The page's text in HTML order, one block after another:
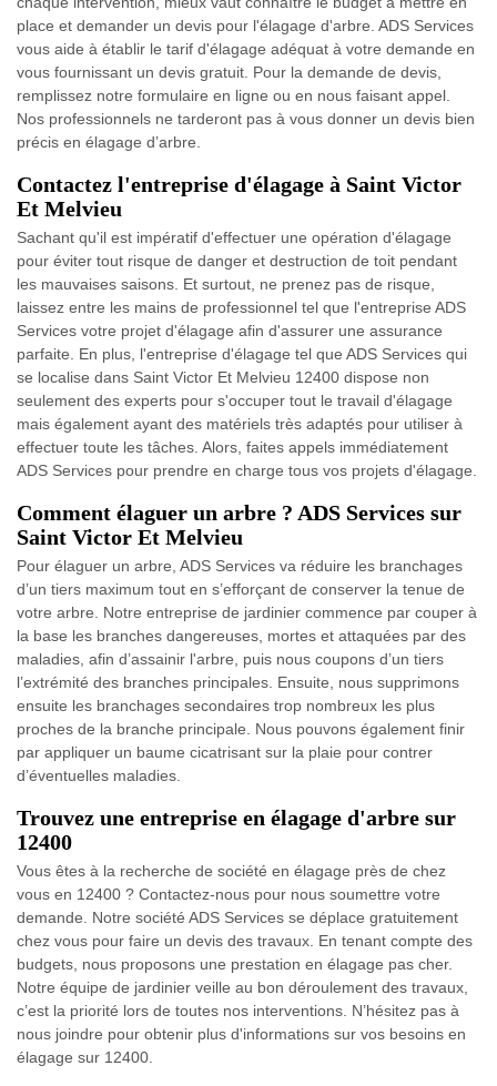
place et demander un devis pour l'élagage d'arbre. ADS Services
vous aide à établir le tarif d'élagage adéquat à votre demande en
vous fournissant un devis gratuit. Pour la demande de devis,
remplissez notre formulaire en ligne ou en nous faisant appel.
Nos professionnels ne tarderont pas à vous donner un devis bien
précis en élagage d’arbre.
Contactez l'entreprise d'élagage à Saint Victor
Et Melvieu
Sachant qu'il est impératif d'effectuer une opération d'élagage
pour éviter tout risque de danger et destruction de toit pendant
les mauvaises saisons. Et surtout, ne prenez pas de risque,
laissez entre les mains de professionnel tel que l'entreprise ADS
Services votre projet d'élagage afin d'assurer une assurance
parfaite. En plus, l'entreprise d'élagage tel que ADS Services qui
se localise dans Saint Victor Et Melvieu 12400 dispose non
seulement des experts pour s'occuper tout le travail d'élagage
mais également ayant des matériels très adaptés pour utiliser à
effectuer toute les tâches. Alors, faites appels immédiatement
ADS Services pour prendre en charge tous vos projets d'élagage.
Comment élaguer un arbre ? ADS Services sur
Saint Victor Et Melvieu
Pour élaguer un arbre, ADS Services va réduire les branchages
d’un tiers maximum tout en s’efforçant de conserver la tenue de
votre arbre. Notre entreprise de jardinier commence par couper à
la base les branches dangereuses, mortes et attaquées par des
maladies, afin d’assainir l'arbre, puis nous coupons d’un tiers
l’extrémité des branches principales. Ensuite, nous supprimons
ensuite les branchages secondaires trop nombreux les plus
proches de la branche principale. Nous pouvons également finir
par appliquer un baume cicatrisant sur la plaie pour contrer
d’éventuelles maladies.
Trouvez une entreprise en élagage d'arbre sur
12400
Vous êtes à la recherche de société en élagage près de chez
vous en 12400 ? Contactez-nous pour nous soumettre votre
demande. Notre société ADS Services se déplace gratuitement
chez vous pour faire un devis des travaux. En tenant compte des
budgets, nous proposons une prestation en élagage pas cher.
Notre équipe de jardinier veille au bon déroulement des travaux,
c’est la priorité lors de toutes nos interventions. N’hésitez pas à
nous joindre pour obtenir plus d'informations sur vos besoins en
élagage sur 12400.